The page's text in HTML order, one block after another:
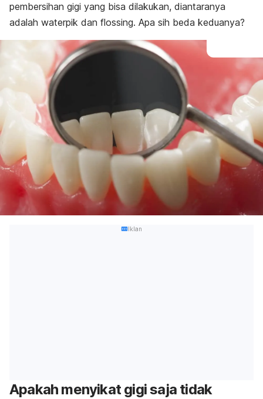
pembersihan gigi yang bisa dilakukan, diantaranya
adalah waterpik dan flossing. Apa sih beda keduanya?
Iklan
Apakah menyikat gigi saja tidak